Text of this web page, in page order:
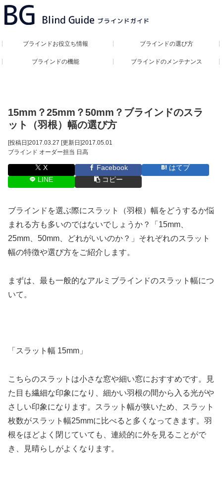
ブラインドお役立ち情報 ブラインドの選び方
ブラインドの機能 ブラインドのメンテナンス
15mm？25mm？50mm？ブラインドのスラ
ット（羽根）幅の選び方
[投稿日]2017.03.27 [更新日]2017.05.01
ブラインド オーダー担当 日高
X Facebook
はてブ
LINE
コピー
ブラインドを選ぶ際にスラット（羽根）幅をどうするか悩
まれる方も多いのではないでしょうか？「15mm、
25mm、50mm、どれがいいのか？」それぞれのスラット
幅の特徴や選び方をご紹介します。
まずは、最も一般的なアルミブラインドのスラット幅につ
いて。
「スラット幅 15mm」
こちらのスラットは小さな窓や細い窓におすすめです。見
た目も繊細な印象になり、細かい羽根の間から入る光がや
さしい印象になります。スラット幅が狭いため、スラット
枚数がスラット幅25mmに比べると多くなってきます。羽
根をほどよく閉じていても、連続的に外を見ることがで
き、見晴らしがよくなります。